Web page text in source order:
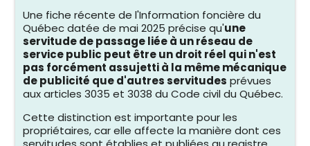
Une fiche récente de l'Information foncière du
Québec datée de mai 2025 précise qu'une
servitude de passage liée à un réseau de
service public peut être un droit réel qui n'est
pas forcément assujetti à la même mécanique
de publicité que d'autres servitudes prévues
aux articles 3035 et 3038 du Code civil du Québec.
Cette distinction est importante pour les
propriétaires, car elle affecte la manière dont ces